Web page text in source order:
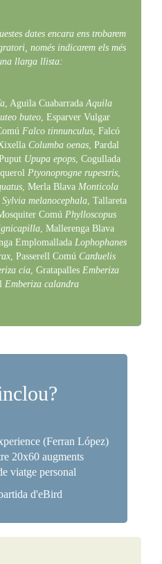
dates encara ens trobarem
només indicarem els més
llarga llista:
, Aguila CuabarradaAquila
buteo, Esparver Vulgar
Falco tinnunculus, Falcó
Columba oenas, Pardal
Upupa epops, Cogullada
Ptyonoprogne rupestris,
, Merla Blava Monticola
Sylvia melanocephala, Tallareta
Comú Phylloscopus
, Mallerenga Blava
Emplomallada Lophophanes
, Passerell Comú Carduelis
cia, Gratapalles Emberiza
Emberiza calandra
(Ferran López)
20x60 augments
viatge personal
d'eBird